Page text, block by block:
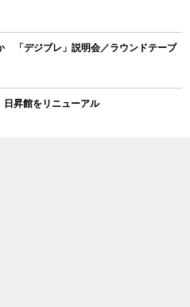
「デジブレ」説明会／ラウンドテーブ
昇館をリニューアル